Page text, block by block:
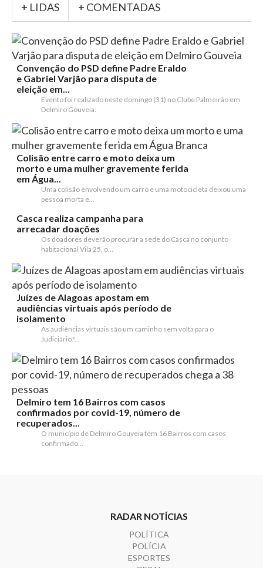
+ LIDAS + COMENTADAS
Convenção do PSD define Padre Eraldo
e Gabriel Varjão para disputa de
eleição em...
Evento foi realizado neste domingo (31) no Clube Palmeirão em
Delmiro Gouveia.
Colisão entre carro e moto deixa um
morto e uma mulher gravemente ferida
em Água...
Uma colisão envolvendo um carro e uma motocicleta deixou uma
pessoa morta e...
Casca realiza campanha para
arrecadar doações
Os doadores deverão procurar a sede do Casca no conjunto
habitacional Vila 25, o...
Juízes de Alagoas apostam em
audiências virtuais após período de
isolamento
As audiências virtuais são um caminho sem volta para o
Judiciário?...
Delmiro tem 16 Bairros com casos
confirmados por covid-19, número de
recuperados...
O município de Delmiro Gouveia tem 16 Bairros com casos
confirmado...
RADAR NOTÍCIAS
POLÍTICA
POLÍCIA
ESPORTES